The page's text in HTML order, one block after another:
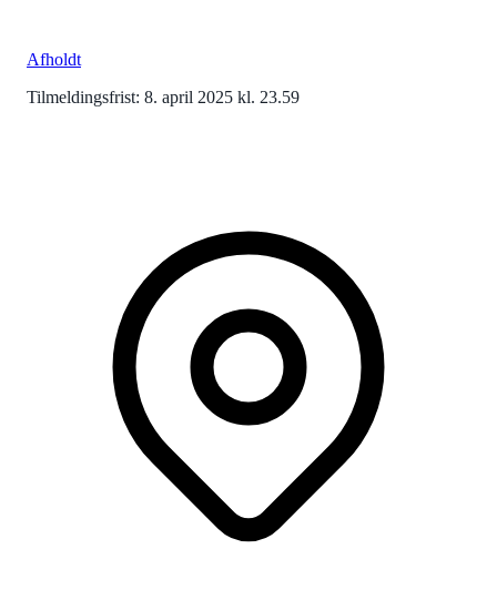
Afholdt
Tilmeldingsfrist: 8. april 2025 kl. 23.59